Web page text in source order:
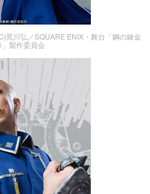
荒川弘／SQUARE ENIX・舞台「鋼の錬金
製作委員会